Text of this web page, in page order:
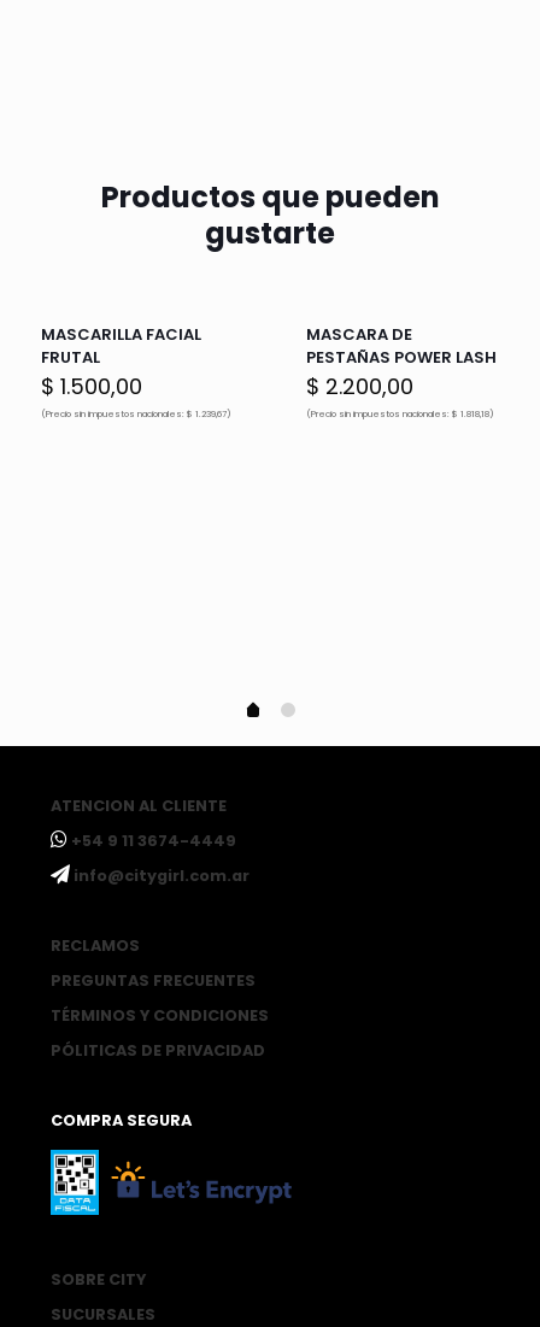
Productos que pueden
gustarte
MASCARILLA FACIAL
FRUTAL
$ 1.500,00
(Precio sin impuestos nacionales: $ 1.239,67)
MASCARA DE
PESTAÑAS POWER LASH
$ 2.200,00
(Precio sin impuestos nacionales: $ 1.818,18)
ATENCION AL CLIENTE
ㅤ+54 9 11 3674-4449
ㅤinfo@citygirl.com.ar
RECLAMOS
PREGUNTAS FRECUENTES
TÉRMINOS Y CONDICIONES
PÓLITICAS DE PRIVACIDAD
COMPRA SEGURA
SOBRE CITY
SUCURSALES